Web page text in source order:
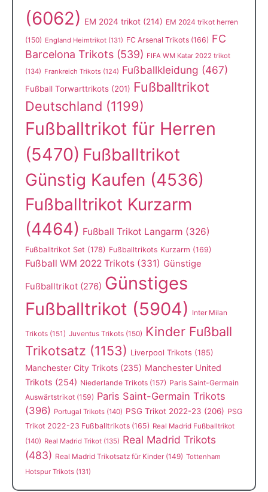
(6062) EM 2024 trikot (214) EM 2024 trikot herren
(150) England Heimtrikot (131) FC Arsenal Trikots (166) FC
Barcelona Trikots (539) FIFA WM Katar 2022 trikot
(134) Frankreich Trikots (124) Fußballkleidung (467)
Fußball Torwarttrikots (201) Fußballtrikot
Deutschland (1199)
Fußballtrikot für Herren
(5470) Fußballtrikot
Günstig Kaufen (4536)
Fußballtrikot Kurzarm
(4464) Fußball Trikot Langarm (326)
Fußballtrikot Set (178) Fußballtrikots Kurzarm (169)
Fußball WM 2022 Trikots (331) Günstige
Fußballtrikot (276) Günstiges
Fußballtrikot (5904) Inter Milan
Trikots (151) Juventus Trikots (150) Kinder Fußball
Trikotsatz (1153) Liverpool Trikots (185)
Manchester City Trikots (235) Manchester United
Trikots (254) Niederlande Trikots (157) Paris Saint-Germain
Auswärtstrikot (159) Paris Saint-Germain Trikots
(396) Portugal Trikots (140) PSG Trikot 2022-23 (206) PSG
Trikot 2022-23 Fußballtrikots (165) Real Madrid Fußballtrikot
(140) Real Madrid Trikot (135) Real Madrid Trikots
(483) Real Madrid Trikotsatz für Kinder (149) Tottenham
Hotspur Trikots (131)